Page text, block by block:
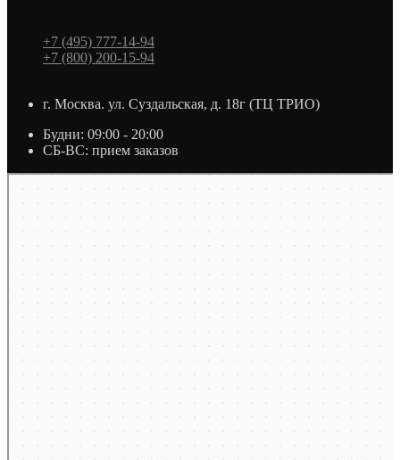
+7 (495) 777-14-94
+7 (800) 200-15-94
г. Москва. ул. Суздальская, д. 18г (ТЦ ТРИО)
Будни: 09:00 - 20:00
СБ-ВС: прием заказов